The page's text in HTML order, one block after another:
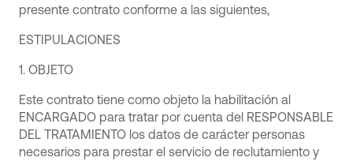
presente contrato conforme a las siguientes,
ESTIPULACIONES
1. OBJETO
Este contrato tiene como objeto la habilitación al
ENCARGADO para tratar por cuenta del RESPONSABLE
DEL TRATAMIENTO los datos de carácter personas
necesarios para prestar el servicio de reclutamiento y